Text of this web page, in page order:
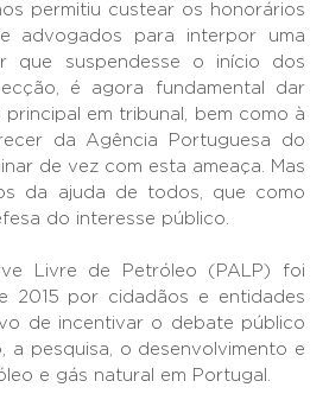
permitiu custear os honorários
advogados para interpor uma
que suspendesse o início dos
é agora fundamental dar
em tribunal, bem como à
da Agência Portuguesa do
de vez com esta ameaça. Mas
da ajuda de todos, que como
do interesse público.
Livre de Petróleo (PALP) foi
2015 por cidadãos e entidades
de incentivar o debate público
a pesquisa, o desenvolvimento e
e gás natural em Portugal.